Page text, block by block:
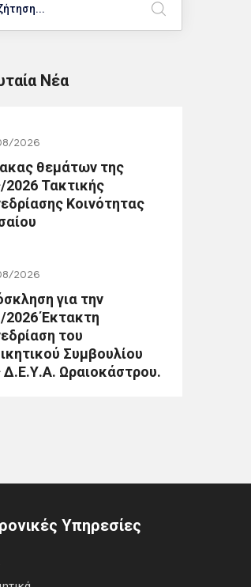
Νέα
2026
θεμάτων της
2026 Τακτικής
Κοινότητας
2026
για την
2026 Έκτακτη
του
Συμβουλίου
Δ.Ε.Υ.Α. Ωραιοκάστρου.
Υπηρεσίες